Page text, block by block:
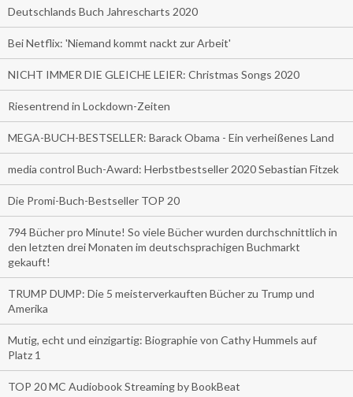
Deutschlands Buch Jahrescharts 2020
Bei Netflix: 'Niemand kommt nackt zur Arbeit'
NICHT IMMER DIE GLEICHE LEIER: Christmas Songs 2020
Riesentrend in Lockdown-Zeiten
MEGA-BUCH-BESTSELLER: Barack Obama - Ein verheißenes Land
media control Buch-Award: Herbstbestseller 2020 Sebastian Fitzek
Die Promi-Buch-Bestseller TOP 20
794 Bücher pro Minute! So viele Bücher wurden durchschnittlich in
den letzten drei Monaten im deutschsprachigen Buchmarkt
gekauft!
TRUMP DUMP: Die 5 meisterverkauften Bücher zu Trump und
Amerika
Mutig, echt und einzigartig: Biographie von Cathy Hummels auf
Platz 1
TOP 20 MC Audiobook Streaming by BookBeat